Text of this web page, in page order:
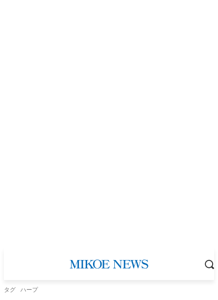
タグ ハープ